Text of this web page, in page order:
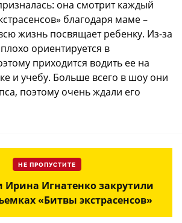
она смотрит каждый
благодаря маме –
жизнь посвящает ребенку. Из-за
ориентируется в
приходится водить ее на
и учебу. Больше всего в шоу они
поэтому очень ждали его
НЕ ПРОПУСТИТЕ
Ирина Игнатенко закрутили
«Битвы экстрасенсов»